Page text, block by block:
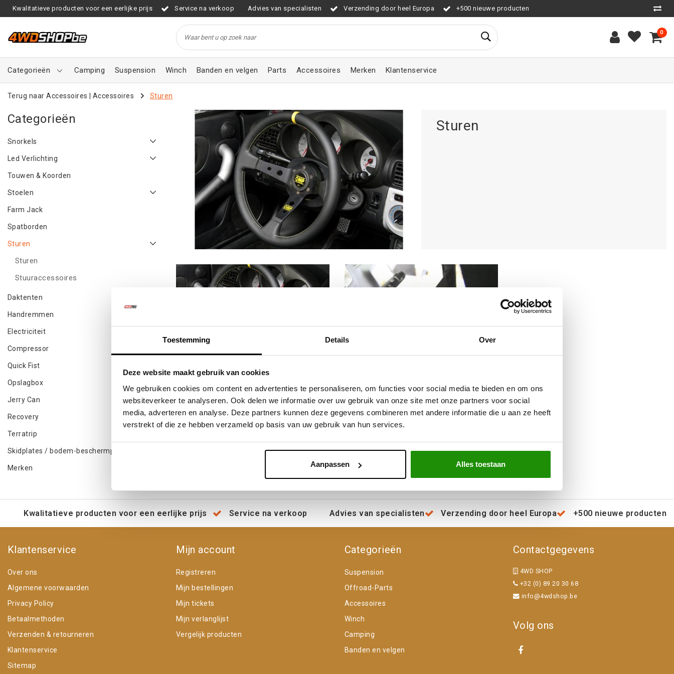
Toestemming Details Over
Deze website maakt gebruik van cookies
We gebruiken cookies om content en advertenties te personaliseren, om functies voor social media te bieden en om ons
websiteverkeer te analyseren. Ook delen we informatie over uw gebruik van onze site met onze partners voor social
media, adverteren en analyse. Deze partners kunnen deze gegevens combineren met andere informatie die u aan ze heeft
verstrekt of die ze hebben verzameld op basis van uw gebruik van hun services.
Aanpassen Alles toestaan
Kwalitatieve producten voor een eerlijke prijs Service na verkoop Advies van specialisten Verzending door heel Europa +500 nieuwe producten
0
Categorieën Camping Suspension Winch Banden en velgen Parts Accessoires Merken Klantenservice
Terug naar Accessoires |Accessoires Sturen
Categorieën
Snorkels
Led Verlichting
Touwen & Koorden
Stoelen
Farm Jack
Spatborden
Sturen
Sturen
Stuuraccessoires
Daktenten
Handremmen
Electriciteit
Compressor
Quick Fist
Opslagbox
Jerry Can
Recovery
Terratrip
Skidplates / bodem-beschermplaten
Merken
Sturen
Kwalitatieve producten voor een eerlijke prijs Service na verkoop Advies van specialisten Verzending door heel Europa +500 nieuwe producten
Klantenservice
Over ons
Algemene voorwaarden
Privacy Policy
Betaalmethoden
Verzenden & retourneren
Klantenservice
Sitemap
Mijn account
Registreren
Mijn bestellingen
Mijn tickets
Mijn verlanglijst
Vergelijk producten
Categorieën
Suspension
Offroad-Parts
Accessoires
Winch
Camping
Banden en velgen
Contactgegevens
4WD SHOP
+32 (0) 89 20 30 68
info@4wdshop.be
Volg ons